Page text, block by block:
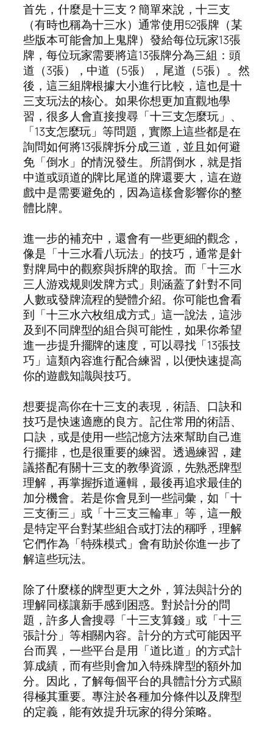
首先，什麼是十三支？簡單來說，十三支
（有時也稱為十三水）通常使用52張牌（某
些版本可能會加上鬼牌）發給每位玩家13張
牌，每位玩家需要將這13張牌分為三組：頭
道（3張），中道（5張），尾道（5張）。然
後，這三組牌根據大小進行比較，這也是十
三支玩法的核心。如果你想更加直觀地學
習，很多人會直接搜尋「十三支怎麼玩」、
「13支怎麼玩」等問題，實際上這些都是在
詢問如何將13張牌拆分成三道，並且如何避
免「倒水」的情況發生。所謂倒水，就是指
中道或頭道的牌比尾道的牌還要大，這在遊
戲中是需要避免的，因為這樣會影響你的整
體比牌。
進一步的補充中，還會有一些更細的觀念，
像是「十三水看八玩法」的技巧，通常是針
對牌局中的觀察與拆牌的取捨。而「十三水
三人游戏规则发牌方式」則涵蓋了針對不同
人數或發牌流程的變體介紹。你可能也會看
到「十三水六枚组成方式」這一說法，這涉
及到不同牌型的組合與可能性，如果你希望
進一步提升擺牌的速度，可以尋找「13張技
巧」這類內容進行配合練習，以便快速提高
你的遊戲知識與技巧。
想要提高你在十三支的表現，術語、口訣和
技巧是快速適應的良方。記住常用的術語、
口訣，或是使用一些記憶方法來幫助自己進
行擺排，也是很重要的練習。透過練習，建
議搭配有關十三支的教學資源，先熟悉牌型
理解，再掌握拆道邏輯，最後再追求最佳的
加分機會。若是你會見到一些詞彙，如「十
三支衝三」或「十三支三輪車」等，這一般
是特定平台對某些組合或打法的稱呼，理解
它們作為「特殊模式」會有助於你進一步了
解這些玩法。
除了什麼樣的牌型更大之外，算法與計分的
理解同樣讓新手感到困惑。對於計分的問
題，許多人會搜尋「十三支算錢」或「十三
張計分」等相關內容。計分的方式可能因平
台而異，一些平台是用「道比道」的方式計
算成績，而有些則會加入特殊牌型的額外加
分。因此，了解每個平台的具體計分方式顯
得極其重要。專注於各種加分條件以及牌型
的定義，能有效提升玩家的得分策略。